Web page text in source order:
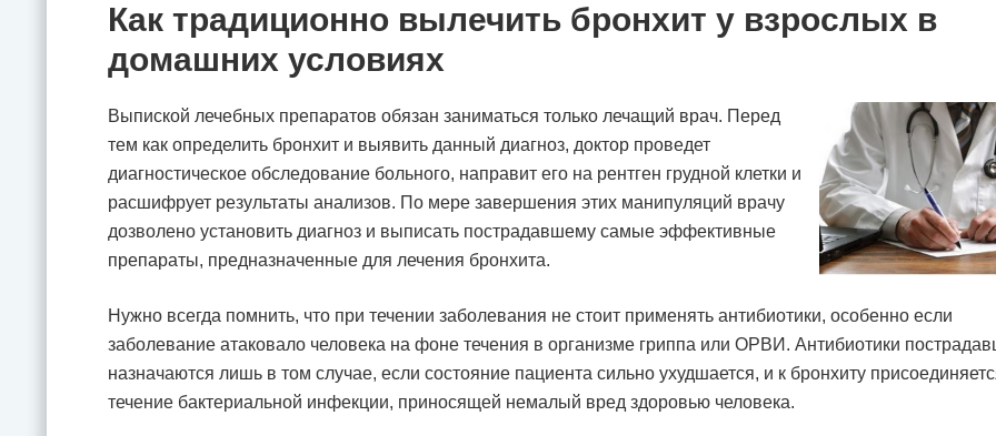
Как традиционно вылечить бронхит у взрослых в
домашних условиях
Выпиской лечебных препаратов обязан заниматься только лечащий врач. Перед
тем как определить бронхит и выявить данный диагноз, доктор проведет
диагностическое обследование больного, направит его на рентген грудной клетки и
расшифрует результаты анализов. По мере завершения этих манипуляций врачу
дозволено установить диагноз и выписать пострадавшему самые эффективные
препараты, предназначенные для лечения бронхита.
Нужно всегда помнить, что при течении заболевания не стоит применять антибиотики, особенно если
заболевание атаковало человека на фоне течения в организме гриппа или ОРВИ. Антибиотики
назначаются лишь в том случае, если состояние пациента сильно ухудшается, и к бронхиту
течение бактериальной инфекции, приносящей немалый вред здоровью человека.